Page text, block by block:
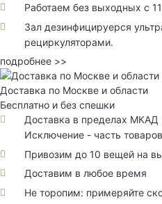
Работаем без выходных с
Зал дезинфицируерся
рециркуляторами.
подробнее >>
Доставка по Москве и области
Бесплатно и без спешки
Доставка в пределах МКАД
Исключение - часть
Привозим до 10 вещей на
Доставим в любое время
Не торопим: примеряйте